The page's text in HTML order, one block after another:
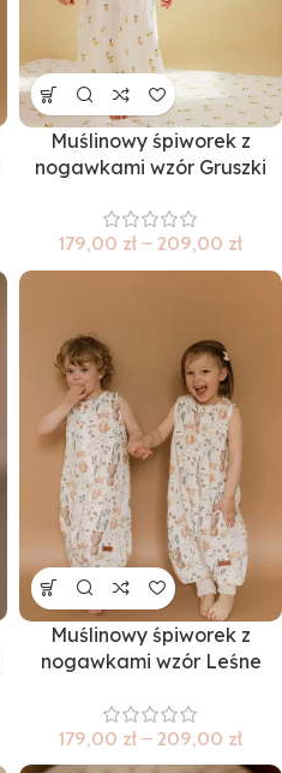
Muślinowy śpiworek z
nogawkami wzór Gruszki
179,00 zł – 209,00 zł
Muślinowy śpiworek z
nogawkami wzór Leśne
179,00 zł – 209,00 zł